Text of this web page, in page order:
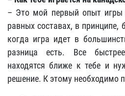
– Это мой первый опыт
равных составах, в принципе,
когда игра идет в
разница есть. Все
находятся ближе к тебе и
решение. К этому необходимо